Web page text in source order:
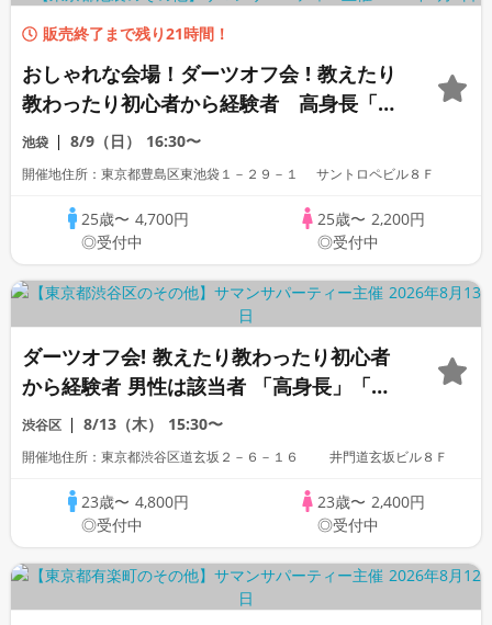
販売終了まで残り21時間！
おしゃれな会場！ダーツオフ会 ! 教えたり
教わったり初心者から経験者 高身長「一
部上場企業」「大手企業」「公務員」「1
名参加歓迎」「看護師」「OL」歓迎
池袋 8/9（日） 16:30〜
開催地住所：東京都豊島区東池袋１－２９－１ サントロペビル８Ｆ
25歳〜 4,700円
◎受付中
25歳〜 2,200円
◎受付中
ダーツオフ会! 教えたり教わったり初心者
から経験者 男性は該当者 「高身長」「家
庭的」「一部上場企業」「大手企業」「公
務員」「警察官」「自衛」「1名参加歓
渋谷区 8/13（木） 15:30〜
開催地住所：東京都渋谷区道玄坂２－６－１６ 井門道玄坂ビル８Ｆ
23歳〜 4,800円
◎受付中
23歳〜 2,400円
◎受付中